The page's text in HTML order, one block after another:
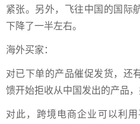
紧张。另外，飞往中国的国际
下降了一半左右。
海外买家：
对已下单的产品催促发货，还
馈开始拒收从中国发出的产品，
对此，跨境电商企业可以利